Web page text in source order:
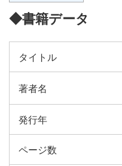
◆書籍データ
タイトル
著者名
発行年
ページ数